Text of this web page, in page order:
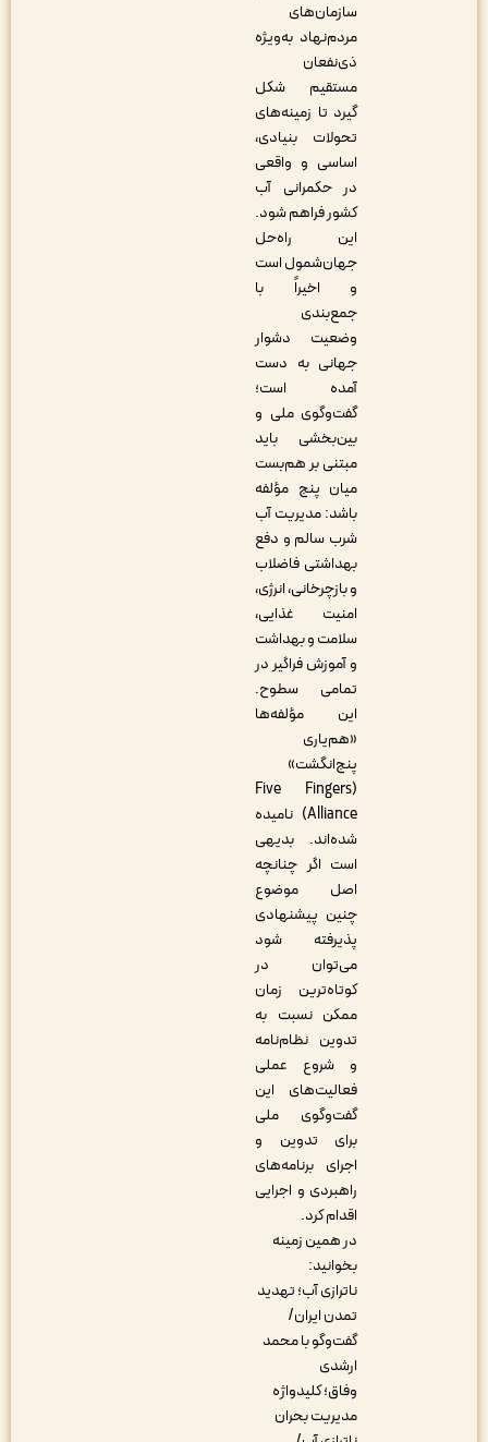
سازمان‌های
مردم‌نهاد به‌ویژه
ذی‌نفعان
مستقیم شکل
گیرد تا زمینه‌های
تحولات بنیادی،
اساسی و واقعی
در حکمرانی آب
کشور فراهم شود.
این راه‌حل
جهان‌شمول است
و اخیراً با
جمع‌بندی
وضعیت دشوار
جهانی به دست
آمده است؛
گفت‌وگوی ملی و
بین‌بخشی باید
مبتنی بر هم‌بست
میان پنج مؤلفه
باشد: مدیریت آب
شرب سالم و دفع
بهداشتی فاضلاب
و بازچرخانی، انرژی،
امنیت غذایی،
سلامت و بهداشت
و آموزش فراگیر در
تمامی سطوح.
این مؤلفه‌ها
«هم‌یاری
پنج‌انگشت»
(Five Fingers
Alliance) نامیده
شده‌اند. بدیهی
است اگر چنانچه
اصل موضوع
چنین پیشنهادی
پذیرفته شود
می‌توان در
کوتاه‌ترین زمان
ممکن نسبت به
تدوین نظام‌نامه
و شروع عملی
فعالیت‌های این
گفت‌وگوی ملی
برای تدوین و
اجرای برنامه‌های
راهبردی و اجرایی
اقدام کرد.
در همین زمینه
بخوانید:
ناترازی آب؛ تهدید
تمدن ایران/
گفت‌وگو با محمد
وفاق؛ کلیدواژه
مدیریت بحران